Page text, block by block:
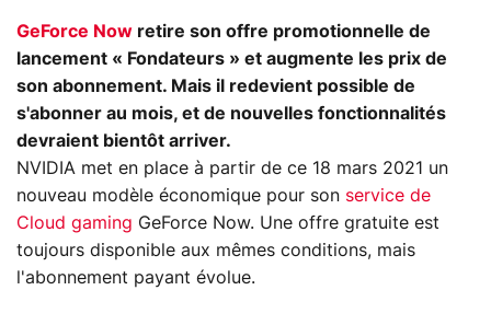
GeForce Now retire son offre promotionnelle de
lancement « Fondateurs » et augmente les prix de
son abonnement. Mais il redevient possible de
s'abonner au mois, et de nouvelles fonctionnalités
devraient bientôt arriver.
NVIDIA met en place à partir de ce 18 mars 2021 un
nouveau modèle économique pour son service de
Cloud gaming GeForce Now. Une offre gratuite est
toujours disponible aux mêmes conditions, mais
l'abonnement payant évolue.